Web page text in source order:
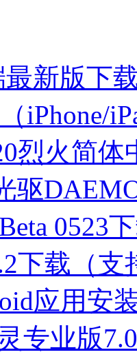
最新版下
iPhone/
烈火简体
驱
0523
下载（支
应用安
专业版